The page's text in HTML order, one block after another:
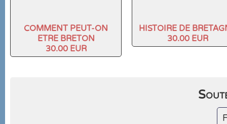
COMMENT PEUT-ON
ETRE BRETON
30.00 EUR
HISTOIRE DE
30.00 EUR